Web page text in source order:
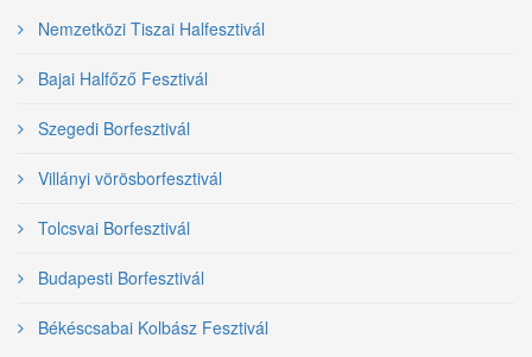
Nemzetközi Tiszai Halfesztivál
Bajai Halfőző Fesztivál
Szegedi Borfesztivál
Villányi vörösborfesztivál
Tolcsvai Borfesztivál
Budapesti Borfesztivál
Békéscsabai Kolbász Fesztivál